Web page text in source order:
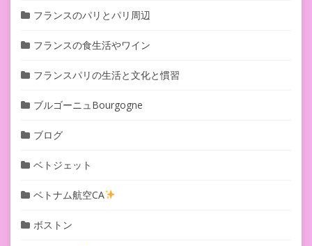
フランスのパリとパリ周辺
フランスの食生活やワイン
フランスパリの生活と文化と慣習
ブルゴーニュBourgogne
ブログ
ベトジェット
ベトナム航空CA
ボストン